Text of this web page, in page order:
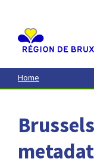
contenu
principal
Home